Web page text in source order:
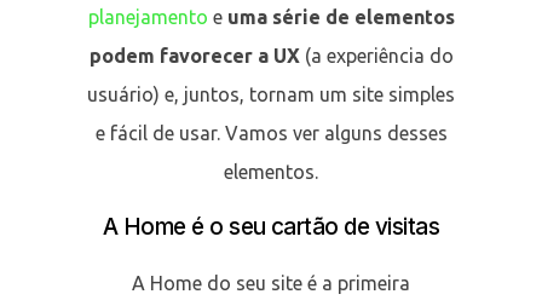
planejamento e uma série de elementos
podem favorecer a UX(a experiência do
usuário) e, juntos, tornam um site simples
e fácil de usar. Vamos ver alguns desses
elementos.
A Home é o seu cartão de visitas
A Home do seu site é a primeira